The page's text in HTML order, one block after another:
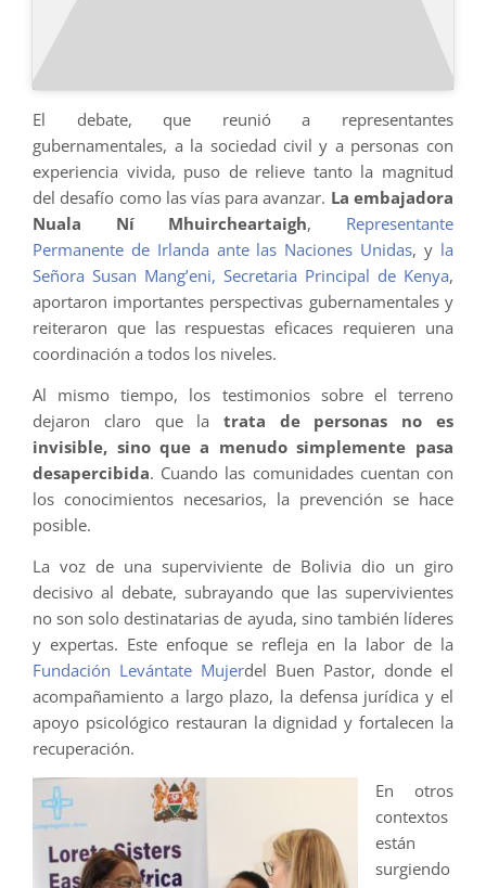
El debate, que reunió a representantes
gubernamentales, a la sociedad civil y a personas con
experiencia vivida, puso de relieve tanto la magnitud
del desafío como las vías para avanzar. La embajadora
Nuala Ní Mhuircheartaigh, Representante
Permanente de Irlanda ante las Naciones Unidas, y la
Señora Susan Mang’eni, Secretaria Principal de Kenya,
aportaron importantes perspectivas gubernamentales y
reiteraron que las respuestas eficaces requieren una
coordinación a todos los niveles.
Al mismo tiempo, los testimonios sobre el terreno
dejaron claro que la trata de personas no es
invisible, sino que a menudo simplemente pasa
desapercibida. Cuando las comunidades cuentan con
los conocimientos necesarios, la prevención se hace
posible.
La voz de una superviviente de Bolivia dio un giro
decisivo al debate, subrayando que las supervivientes
no son solo destinatarias de ayuda, sino también líderes
y expertas. Este enfoque se refleja en la labor de la
Fundación Levántate Mujerdel Buen Pastor, donde el
acompañamiento a largo plazo, la defensa jurídica y el
apoyo psicológico restauran la dignidad y fortalecen la
recuperación.
En otros
contextos
están
surgiendo